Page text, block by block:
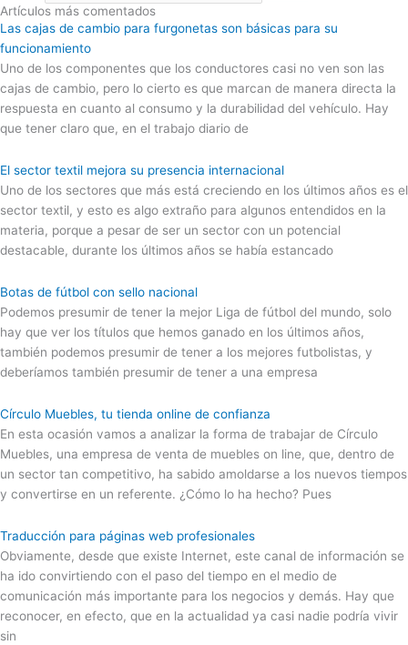
Artículos más comentados
Las cajas de cambio para furgonetas son básicas para su
funcionamiento
Uno de los componentes que los conductores casi no ven son las
cajas de cambio, pero lo cierto es que marcan de manera directa la
respuesta en cuanto al consumo y la durabilidad del vehículo. Hay
que tener claro que, en el trabajo diario de
El sector textil mejora su presencia internacional
Uno de los sectores que más está creciendo en los últimos años es el
sector textil, y esto es algo extraño para algunos entendidos en la
materia, porque a pesar de ser un sector con un potencial
destacable, durante los últimos años se había estancado
Botas de fútbol con sello nacional
Podemos presumir de tener la mejor Liga de fútbol del mundo, solo
hay que ver los títulos que hemos ganado en los últimos años,
también podemos presumir de tener a los mejores futbolistas, y
deberíamos también presumir de tener a una empresa
Círculo Muebles, tu tienda online de confianza
En esta ocasión vamos a analizar la forma de trabajar de Círculo
Muebles, una empresa de venta de muebles on line, que, dentro de
un sector tan competitivo, ha sabido amoldarse a los nuevos tiempos
y convertirse en un referente. ¿Cómo lo ha hecho? Pues
Traducción para páginas web profesionales
Obviamente, desde que existe Internet, este canal de información se
ha ido convirtiendo con el paso del tiempo en el medio de
comunicación más importante para los negocios y demás. Hay que
reconocer, en efecto, que en la actualidad ya casi nadie podría vivir
sin